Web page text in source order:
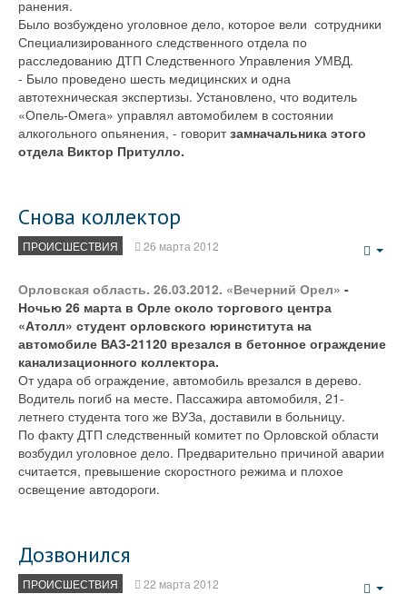
ранения.
Было возбуждено уголовное дело, которое вели сотрудники
Специализированного следственного отдела по
расследованию ДТП Следственного Управления УМВД.
- Было проведено шесть медицинских и одна
автотехническая экспертизы. Установлено, что водитель
«Опель-Омега» управлял автомобилем в состоянии
алкогольного опьянения, - говоритзамначальника этого
отдела Виктор Притулло.
Снова коллектор
ПРОИСШЕСТВИЯ 26 марта 2012
Орловская область. 26.03.2012. «Вечерний Орел» -
Ночью 26 марта в Орле около торгового центра
«Атолл» студент орловского юринститута на
автомобиле ВАЗ-21120 врезался в бетонное ограждение
канализационного коллектора.
От удара об ограждение, автомобиль врезался в дерево.
Водитель погиб на месте. Пассажира автомобиля, 21-
летнего студента того же ВУЗа, доставили в больницу.
По факту ДТП следственный комитет по Орловской области
возбудил уголовное дело. Предварительно причиной аварии
считается, превышение скоростного режима и плохое
освещение автодороги.
Дозвонился
ПРОИСШЕСТВИЯ 22 марта 2012